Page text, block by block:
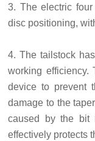
3. The electric
disc positioning,
4. The tailstock
working efficiency.
device to prevent
damage to the
caused by the bit
effectively protects